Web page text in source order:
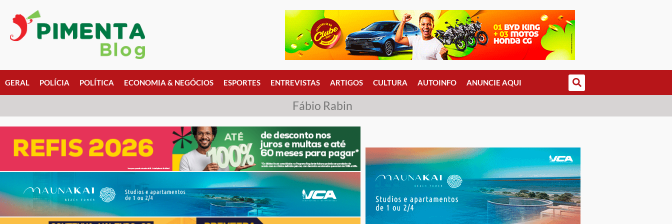
GERAL POLÍCIA POLÍTICA ECONOMIA & NEGÓCIOS ESPORTES ENTREVISTAS ARTIGOS CULTURA AUTOINFO ANUNCIE AQUI
Fábio Rabin